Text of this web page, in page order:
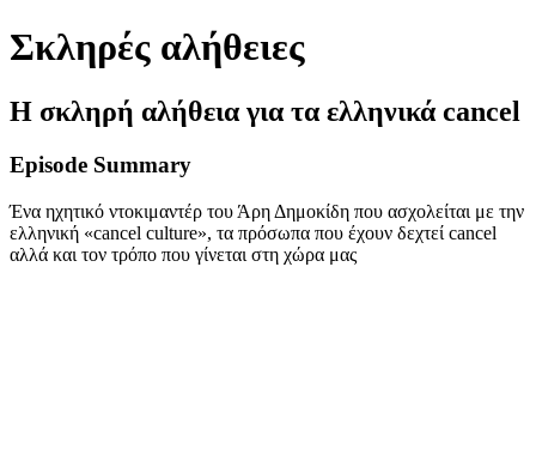
Σκληρές αλήθειες
H σκληρή αλήθεια για τα ελληνικά cancel
Episode Summary
Ένα ηχητικό ντοκιμαντέρ του Άρη Δημοκίδη που ασχολείται με την
ελληνική «cancel culture», τα πρόσωπα που έχουν δεχτεί cancel
αλλά και τον τρόπο που γίνεται στη χώρα μας